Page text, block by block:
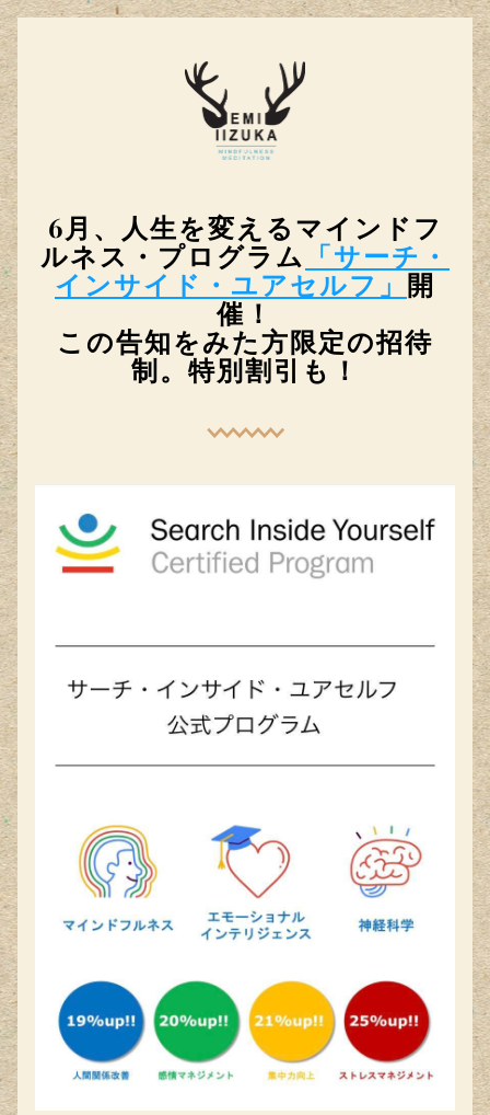
6月、人生を変えるマインドフ
ルネス・プログラム 「サーチ・
インサイド・ユアセルフ」 開
催！
この告知をみた方限定の招待
制。特別割引も！